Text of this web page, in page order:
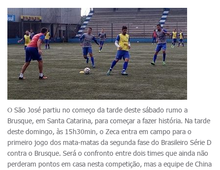
O São José partiu no começo da tarde deste sábado rumo a
Brusque, em Santa Catarina, para começar a fazer história. Na tarde
deste domingo, às 15h30min, o Zeca entra em campo para o
primeiro jogo dos mata-matas da segunda fase do Brasileiro Série D
contra o Brusque. Será o confronto entre dois times que ainda não
perderam pontos em casa nesta competição, mas a equipe de China